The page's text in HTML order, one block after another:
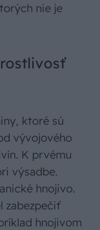
nie je
ktoré sú
vývojového
K prvému
výsadbe.
hnojivo.
zabezpečiť
hnojivom